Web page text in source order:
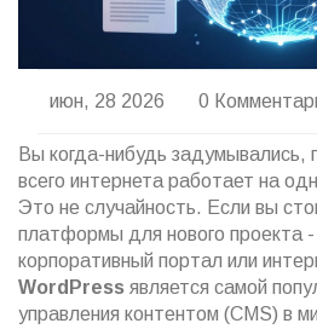
июн, 28 2026 0
Вы когда-нибудь задумывались,
всего интернета работает на
Это не случайность. Если вы
платформы для нового проекта -
корпоративный портал или
WordPress является самой
управления контентом (CMS) в